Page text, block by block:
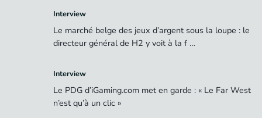
Interview
Le marché belge des jeux d’argent sous la loupe : le
directeur général de H2 y voit à la f …
Interview
Le PDG d’iGaming.com met en garde : « Le Far West
n’est qu’à un clic »